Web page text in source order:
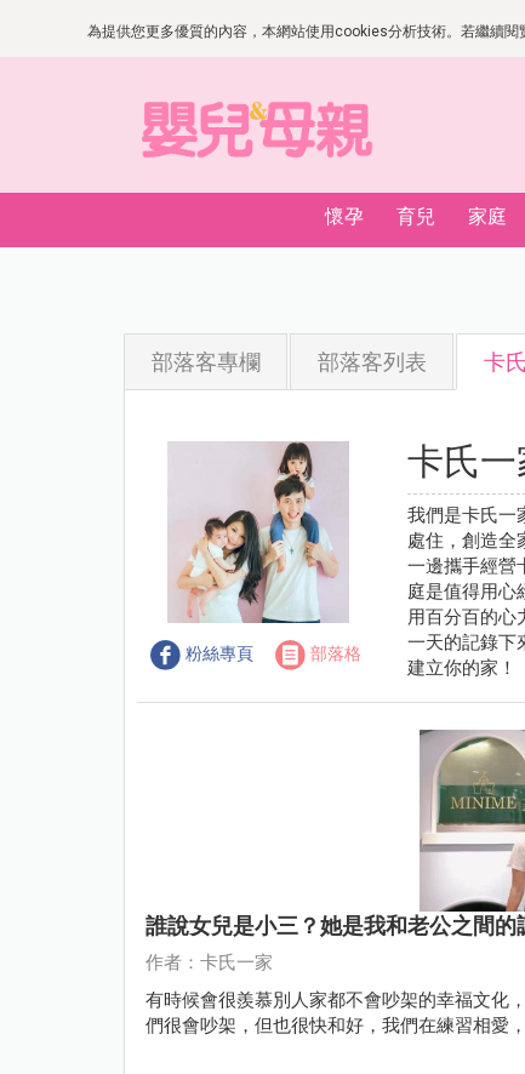
為提供您更多優質的內容，本網站使用cookies分析技術。若繼續
懷孕 育兒 家庭
部落客專欄 部落客列表 卡
粉絲專頁 部落格
卡氏一
我們是卡氏一
處住，創造全
一邊攜手經營
庭是值得用心
用百分百的心
一天的記錄下
建立你的家！
誰說女兒是小三？她是我和老公之間的
作者：卡氏一家
有時候會很羨慕別人家都不會吵架的幸福文化
們很會吵架，但也很快和好，我們在練習相愛